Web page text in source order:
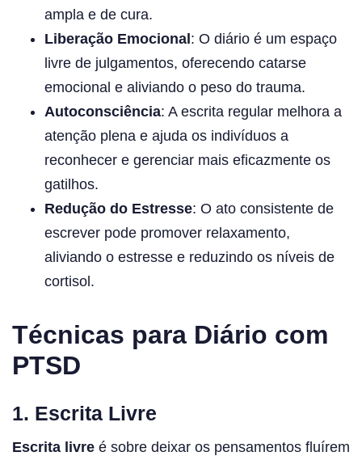
ampla e de cura.
Liberação Emocional: O diário é um espaço
livre de julgamentos, oferecendo catarse
emocional e aliviando o peso do trauma.
Autoconsciência: A escrita regular melhora a
atenção plena e ajuda os indivíduos a
reconhecer e gerenciar mais eficazmente os
gatilhos.
Redução do Estresse: O ato consistente de
escrever pode promover relaxamento,
aliviando o estresse e reduzindo os níveis de
cortisol.
Técnicas para Diário com
PTSD
1. Escrita Livre
Escrita livre é sobre deixar os pensamentos fluírem